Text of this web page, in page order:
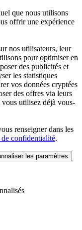
que nous utilisons
offrir une expérience
nos utilisateurs, leur
pour optimiser en
des publicités et
les statistiques
vos données cryptées
des offres via leurs
utilisez déjà vous-
renseigner dans les
confidentialité.
les paramètres